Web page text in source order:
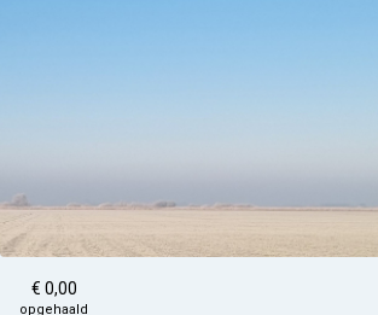
€ 0,00
opgehaald